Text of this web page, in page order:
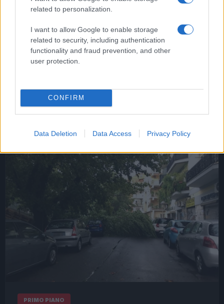
related to personalization.
I want to allow Google to enable storage
related to security, including authentication
functionality and fraud prevention, and other
user protection.
CONFIRM
Data Deletion Data Access Privacy Policy
un bimbo
ROMA Paralizzato in sala parto: maxi
risarcimento alla famiglia di un bimbo. ROMA
Paralizzato in sala parto. Per questo riceverà
Leggi l’articolo →
PRIMO PIANO